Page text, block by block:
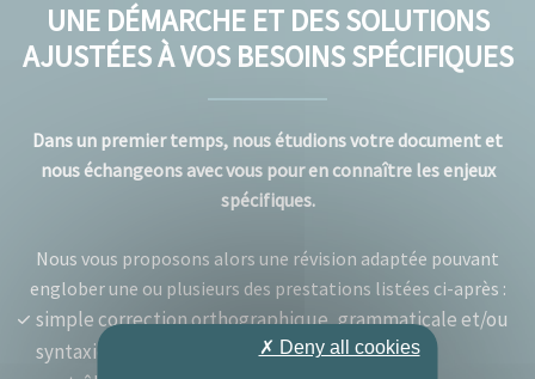
UNE DÉMARCHE ET DES SOLUTIONS
AJUSTÉES À VOS BESOINS SPÉCIFIQUES
Dans un premier temps, nous étudions votre document et
nous échangeons avec vous pour en connaître les enjeux
spécifiques.
Nous vous proposons alors une révision adaptée pouvant
englober une ou plusieurs des prestations listées ci-après :
simple correction orthographique, grammaticale et/ou
syntaxique,
✗ Deny all cookies